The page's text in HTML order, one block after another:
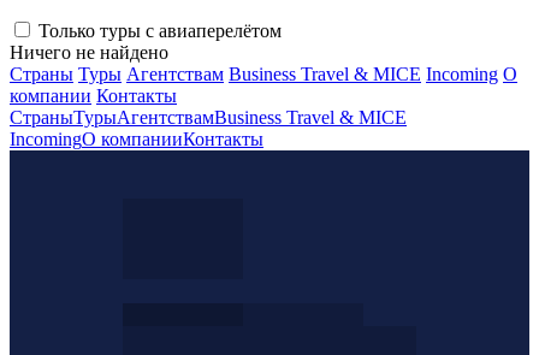
Только туры с авиаперелётом
Ничего не найдено
Страны Туры Агентствам Business Travel & MICE Incoming О
компании Контакты
СтраныТурыАгентствамBusiness Travel & MICE
IncomingО компанииКонтакты